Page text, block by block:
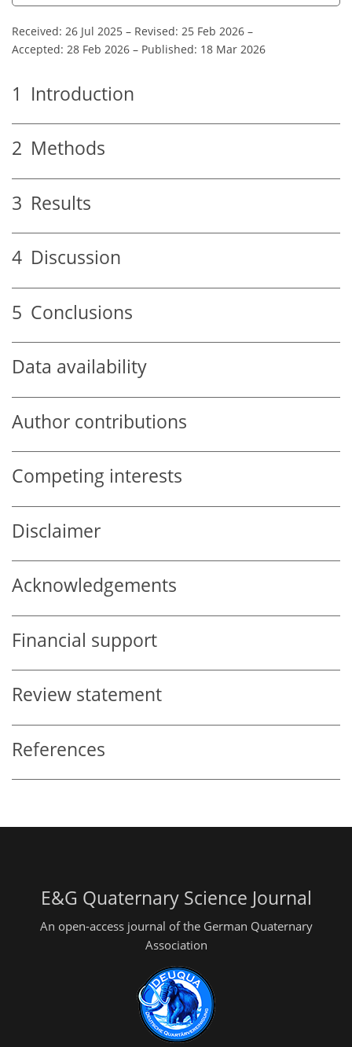
Received: 26 Jul 2025 – Revised: 25 Feb 2026 –
Accepted: 28 Feb 2026 – Published: 18 Mar 2026
1 Introduction
2 Methods
3 Results
4 Discussion
5 Conclusions
Data availability
Author contributions
Competing interests
Disclaimer
Acknowledgements
Financial support
Review statement
References
E&G Quaternary Science Journal
An open-access journal of the German Quaternary
Association